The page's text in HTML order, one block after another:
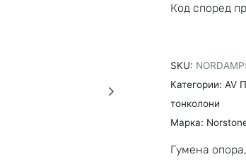
Код според
SKU:
Категории: AV
тонколони
Марка:
Гумена